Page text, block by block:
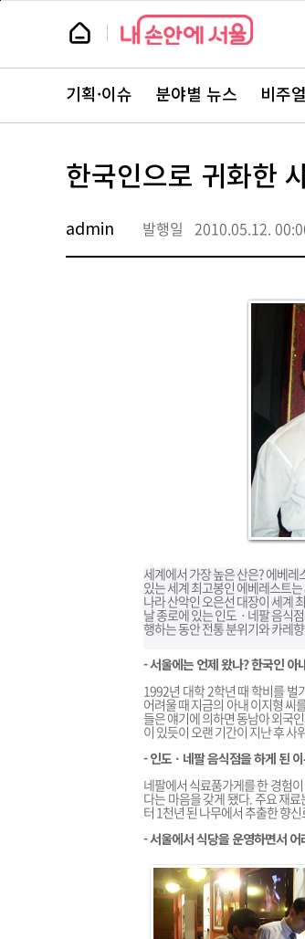
본
뉴
스
뉴
스
주
서
바
로
기획·이슈 분야별 뉴스 비주
한국인으로 귀화한
admin 발행일 2010.05.12.
세계에서 가장 높은 산은? 에베
있는 세계 최고봉인 에베레스트
나라 산악인 오은선 대장이 세계
날 종로에 있는 인도ㆍ네팔 음식
행하는 동안 전통 분위기와 카레
- 서울에는 언제 왔나? 한국인 아
1992년 대학 2학년 때 학비를 벌
어려울 때 지금의 아내 이지형 씨
들은 얘기에 의하면 동남아 외국
이 있듯이 오랜 기간이 지난 후
- 인도ㆍ네팔 음식점을 하게 된
네팔에서 식료품가게를 한 경험
다는 마음을 갖게 됐다. 주요 재
터 1천년 된 나무에서 추출한 향
- 서울에서 식당을 운영하면서
페